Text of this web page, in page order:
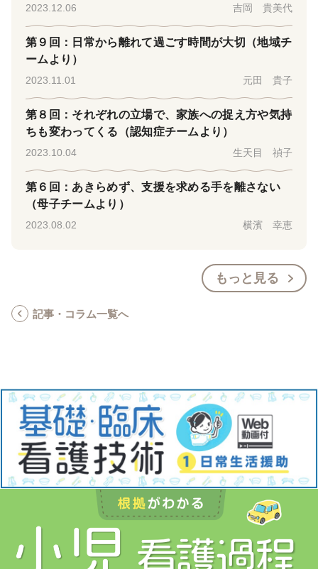
2023.12.06 吉岡 貴美代
第９回：日常から離れて過ごす時間が大切（地域チ
ームより）
2023.11.01 元田 貴子
第８回：それぞれの立場で、家族への捉え方や気持
ちも変わってくる（認知症チームより）
2023.10.04 生天目 禎子
第６回：あきらめず、支援を求める手を離さない
（母子チームより）
2023.08.02 横濱 幸恵
もっと見る
記事・コラム一覧へ